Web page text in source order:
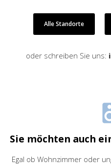
Alle Standorte
oder schreiben Sie uns:
Sie möchten auch
Egal ob Wohnzimmer oder